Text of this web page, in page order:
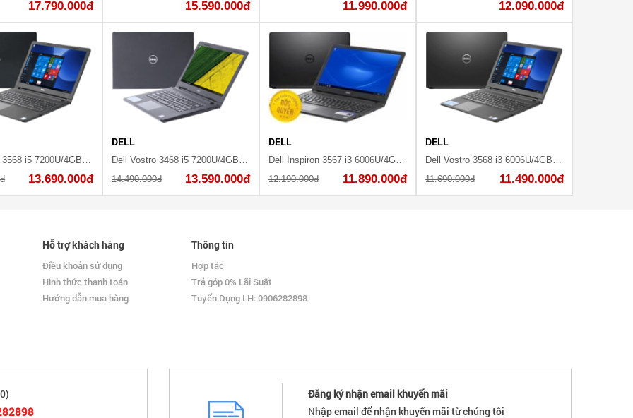
17.790.000đ 15.590.000đ 11.990.000đ 12.090.000đ
13.690.000đ
DELL
14.490.000đ
13.590.000đ
DELL
12.190.000đ
11.890.000đ
DELL
11.690.000đ
11.490.000đ
Hỗ trợ khách hàng
Điều khoản sử dụng
Hình thức thanh toán
Hướng dẫn mua hàng
Thông tin
Hợp tác
Trả góp 0% Lãi Suất
Tuyển Dụng LH: 0906282898
Đăng ký nhận email khuyến mãi
Nhập email để nhận khuyến mãi từ chúng tôi